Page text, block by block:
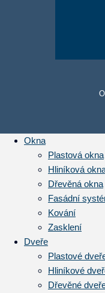
Okna
Plastová okna
Hliníková
Dřevěná okna
Fasádní
Kování
Zasklení
Dveře
Plastové
Hliníkové
Dřevěné